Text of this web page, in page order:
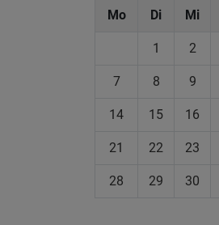
Mo Di Mi
1 2
7 8 9
14 15 16
21 22 23
28 29 30